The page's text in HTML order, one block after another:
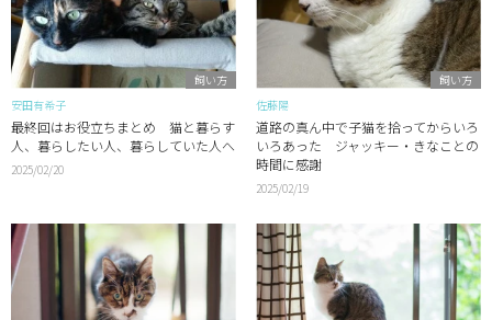
飼い方
安田有希子
最終回はお役立ちまとめ 猫と暮らす
人、暮らしたい人、暮らしていた人へ
2025/02/20
飼い方
佐藤陽
道路の真ん中で子猫を拾ってからいろ
いろあった ジャッキー・きなことの
時間に感謝
2025/02/19